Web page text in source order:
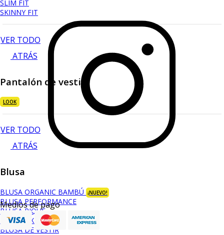
SLIM FIT
SKINNY FIT
VER TODO
ATRÁS
Pantalón de vestir
LOOK
VER TODO
ATRÁS
Blusa
BLUSA ORGANIC BAMBÚ ¡NUEVO!
BLUSA PERFORMANCE
BLUSA PIQUÉ
BLUSA OXFORD
BLUSA DE VESTIR
Medios de pago